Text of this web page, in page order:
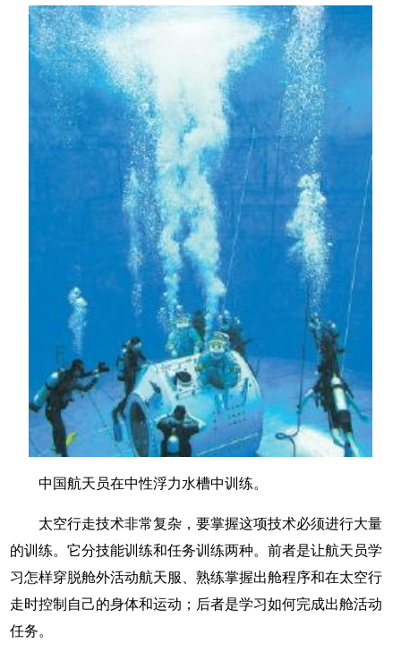
中国航天员在中性浮力水槽中训练。
太空行走技术非常复杂，要掌握这项技术必须进行大量
的训练。它分技能训练和任务训练两种。前者是让航天员学
习怎样穿脱舱外活动航天服、熟练掌握出舱程序和在太空行
走时控制自己的身体和运动；后者是学习如何完成出舱活动
任务。